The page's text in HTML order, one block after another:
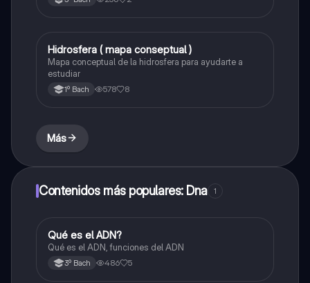
Biología
Hidrosfera ( mapa conseptual )
Mapa conceptual de la hidrosfera para ayudarte a
estudiar
1º Bach 578 8
Más
Contenidos más populares: Dna 1
Biología
Qué es el ADN?
Qué es el ADN, funciones del ADN
3º Bach 486 5